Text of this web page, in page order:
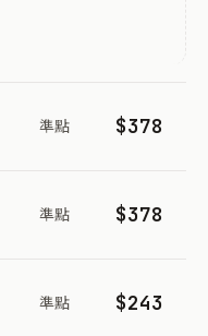
準點 $378
準點 $378
準點 $243